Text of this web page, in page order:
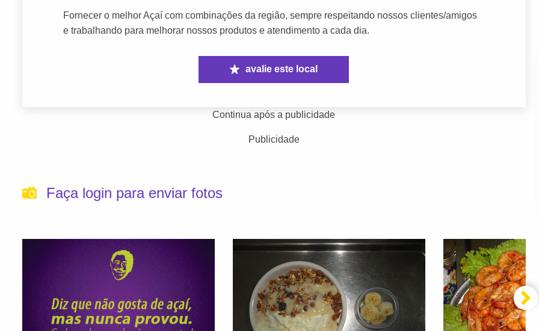
Fornecer o melhor Açaí com combinações da região, sempre respeitando nossos clientes/amigos
e trabalhando para melhorar nossos produtos e atendimento a cada dia.
avalie este local
Continua após a publicidade
Publicidade
Faça login para enviar fotos